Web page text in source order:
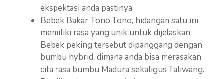
ekspektasi anda pastinya.
Bebek Bakar Tono Tono, hidangan satu ini
memiliki rasa yang unik untuk dijelaskan.
Bebek peking tersebut dipanggang dengan
bumbu hybrid, dimana anda bisa merasakan
cita rasa bumbu Madura sekaligus Taliwang.